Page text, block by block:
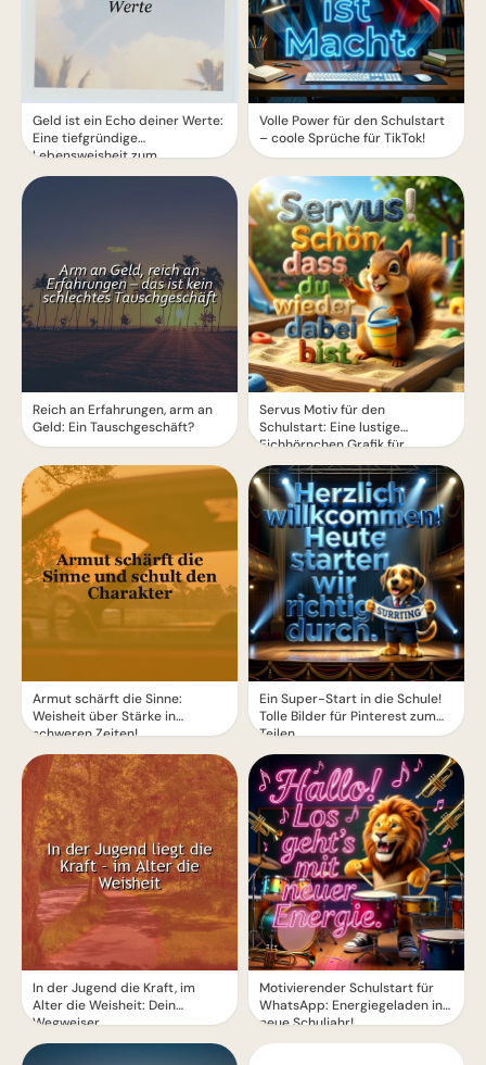
Geld ist ein Echo deiner Werte:
Eine tiefgründige
Lebensweisheit zum
Nachdenken
Reich an Erfahrungen, arm an
Geld: Ein Tauschgeschäft?
Armut schärft die Sinne:
Weisheit über Stärke in
schweren Zeiten!
In der Jugend die Kraft, im
Alter die Weisheit: Dein
Wegweiser
Volle Power für den Schulstart
– coole Sprüche für TikTok!
Servus Motiv für den
Schulstart: Eine lustige
Eichhörnchen Grafik für
WhatsApp
Ein Super-Start in die Schule!
Tolle Bilder für Pinterest zum
Teilen.
Motivierender Schulstart für
WhatsApp: Energiegeladen ins
neue Schuljahr!